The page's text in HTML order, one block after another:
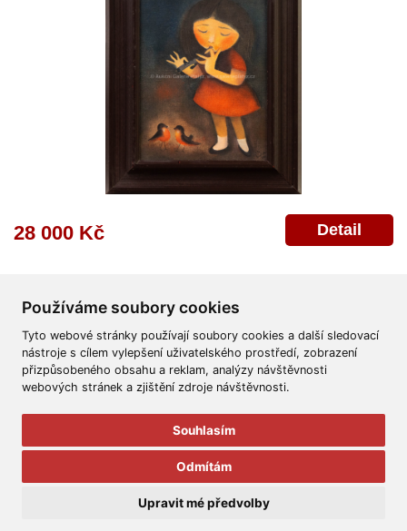
Používáme soubory cookies
Tyto webové stránky používají soubory cookies a další sledovací
nástroje s cílem vylepšení uživatelského prostředí, zobrazení
přizpůsobeného obsahu a reklam, analýzy návštěvnosti
webových stránek a zjištění zdroje návštěvnosti.
Souhlasím
Odmítám
Upravit mé předvolby
28 000 Kč Detail
Všeobecné obchodní podmínky Reklamační řád
Ochrana osobních údajů
Aukční Galerie Platýz
Všechna práva vyhrazena.